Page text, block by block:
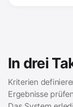
In drei
Kriterien
Ergebnisse